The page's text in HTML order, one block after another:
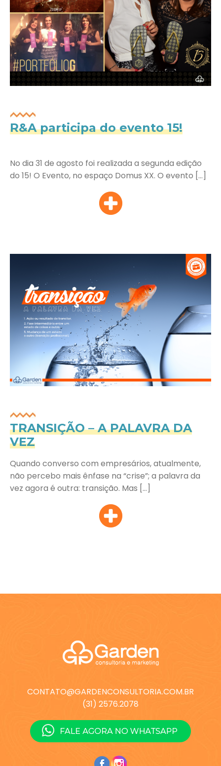
R&A participa do evento 15!
No dia 31 de agosto foi realizada a segunda edição
do 15! O Evento, no espaço Domus XX. O evento […]
TRANSIÇÃO – A PALAVRA DA
VEZ
Quando converso com empresários, atualmente,
não percebo mais ênfase na “crise”; a palavra da
vez agora é outra: transição. Mas […]
CONTATO@GARDENCONSULTORIA.COM.BR
(31) 2576.2078